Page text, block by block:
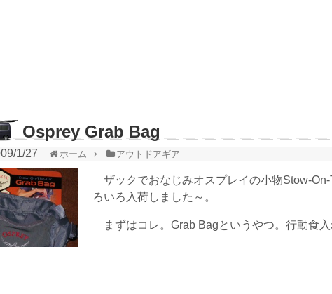
Osprey Grab Bag
1/27 ホーム アウトドアギア
ザックでおなじみオスプレイの小物Stow-
ろいろ入荷しました～。
まずはコレ。Grab Bagというやつ。行動食入